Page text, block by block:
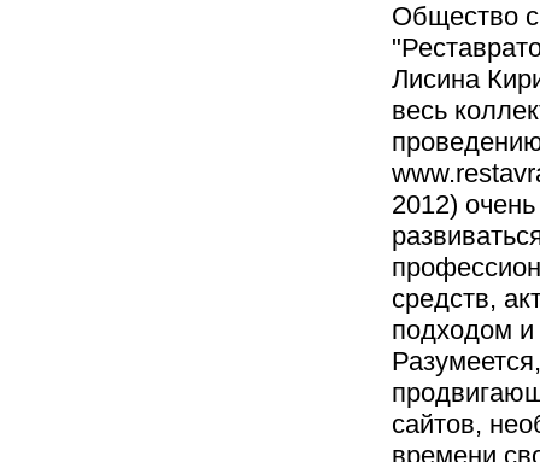
Общество
Лисина
весь
2012)
средств,
подходом и
сайтов,
времени